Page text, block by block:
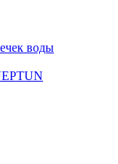
воды